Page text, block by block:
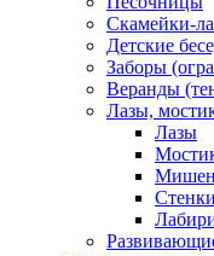
Скамейки-
Детские
Заборы
Веранды
Лазы,
Лазы
Стенки